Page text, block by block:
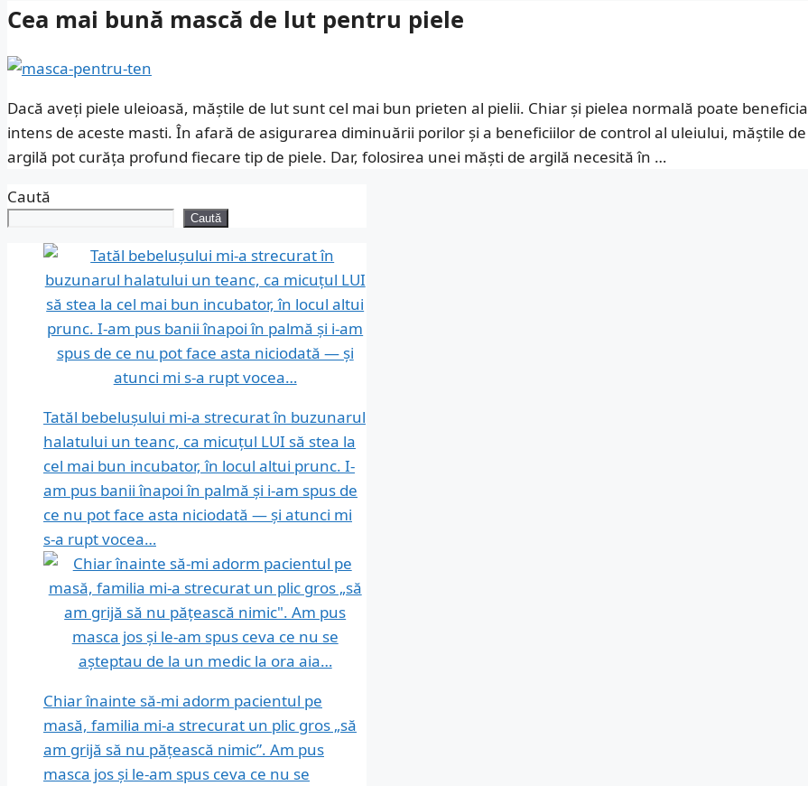
Cea mai bună mască de lut pentru piele
Dacă aveți piele uleioasă, măștile de lut sunt cel mai bun prieten al pielii. Chiar și pielea normală poate beneficia
intens de aceste masti. În afară de asigurarea diminuării porilor și a beneficiilor de control al uleiului, măștile de
argilă pot curăța profund fiecare tip de piele. Dar, folosirea unei măști de argilă necesită în …
Caută
Caută
Tatăl bebelușului mi-a strecurat în buzunarul
halatului un teanc, ca micuțul LUI să stea la
cel mai bun incubator, în locul altui prunc. I-
am pus banii înapoi în palmă și i-am spus de
ce nu pot face asta niciodată — și atunci mi
s-a rupt vocea…
Chiar înainte să-mi adorm pacientul pe
masă, familia mi-a strecurat un plic gros „să
am grijă să nu pățească nimic”. Am pus
masca jos și le-am spus ceva ce nu se